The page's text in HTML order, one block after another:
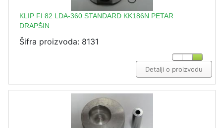
KLIP FI 82 LDA-360 STANDARD KK186N PETAR
DRAPŠIN
Šifra proizvoda: 8131
Detalji o proizvodu